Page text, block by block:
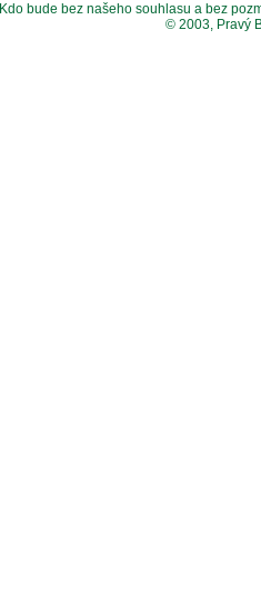
Kdo bude bez našeho souhlasu a bez
© 2003, Pravý